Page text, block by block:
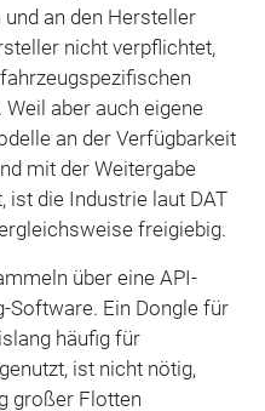
und an den Hersteller
nicht verpflichtet,
aber auch eigene
an der Verfügbarkeit
mit der Weitergabe
ist die Industrie laut DAT
freigiebig.
über eine API-
Software. Ein Dongle für
häufig für
ist nicht nötig,
großer Flotten